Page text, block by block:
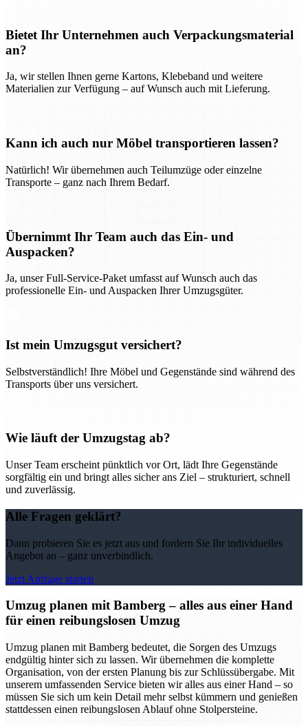
Bietet Ihr Unternehmen auch Verpackungsmaterial
an?
Ja, wir stellen Ihnen gerne Kartons, Klebeband und weitere
Materialien zur Verfügung – auf Wunsch auch mit Lieferung.
Kann ich auch nur Möbel transportieren lassen?
Natürlich! Wir übernehmen auch Teilumzüge oder einzelne
Transporte – ganz nach Ihrem Bedarf.
Übernimmt Ihr Team auch das Ein- und
Auspacken?
Ja, unser Full-Service-Paket umfasst auf Wunsch auch das
professionelle Ein- und Auspacken Ihrer Umzugsgüter.
Ist mein Umzugsgut versichert?
Selbstverständlich! Ihre Möbel und Gegenstände sind während des
Transports über uns versichert.
Wie läuft der Umzugstag ab?
Unser Team erscheint pünktlich vor Ort, lädt Ihre Gegenstände
sorgfältig ein und bringt alles sicher ans Ziel – strukturiert, schnell
und zuverlässig.
Alle Fragen geklärt?
Dann probieren Sie es jetzt aus und fordern Sie Ihr individuelles
Angebot an – ganz unverbindlich.
Jetzt Anfrage starten
Umzug planen mit Bamberg – alles aus einer Hand
für einen reibungslosen Umzug
Umzug planen mit Bamberg bedeutet, die Sorgen des Umzugs
endgültig hinter sich zu lassen. Wir übernehmen die komplette
Organisation, von der ersten Planung bis zur Schlüssübergabe. Mit
unserem umfassenden Service bieten wir alles aus einer Hand – so
müssen Sie sich um kein Detail mehr selbst kümmern und genießen
stattdessen einen reibungslosen Ablauf ohne Stolpersteine.